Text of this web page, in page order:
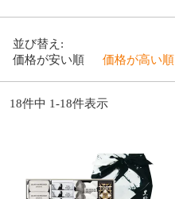
並び替え
価格が安い順
価格が高い順
18件中 1-18件表示